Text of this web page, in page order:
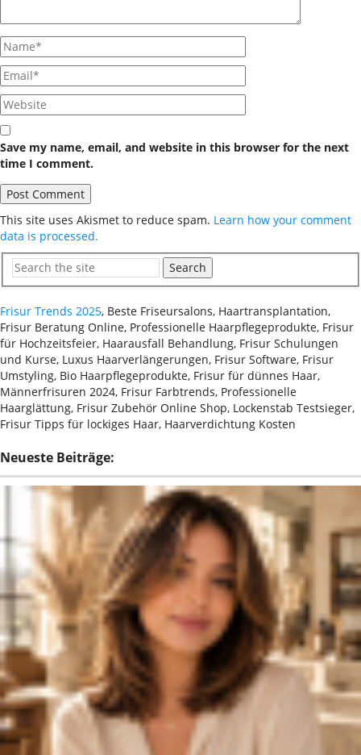
Save my name, email, and website in this browser for the next
time I comment.
This site uses Akismet to reduce spam. Learn how your comment
data is processed.
Search
Frisur Trends 2025, Beste Friseursalons, Haartransplantation,
Frisur Beratung Online, Professionelle Haarpflegeprodukte, Frisur
für Hochzeitsfeier, Haarausfall Behandlung, Frisur Schulungen
und Kurse, Luxus Haarverlängerungen, Frisur Software, Frisur
Umstyling, Bio Haarpflegeprodukte, Frisur für dünnes Haar,
Männerfrisuren 2024, Frisur Farbtrends, Professionelle
Haarglättung, Frisur Zubehör Online Shop, Lockenstab Testsieger,
Frisur Tipps für lockiges Haar, Haarverdichtung Kosten
Neueste Beiträge: